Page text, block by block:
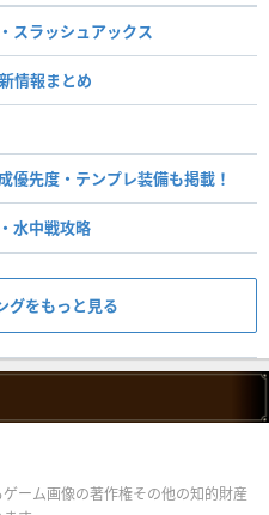
スラッシュアックス
情報まとめ
優先度・テンプレ装備も掲載！
水中戦攻略
グをもっと見る
ーム画像の著作権その他の知的財産